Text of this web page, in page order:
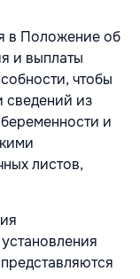
в Положение об
и выплаты
чтобы
сведений из
и
листов,